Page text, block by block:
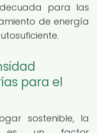
para las
de energía
para el
sostenible, la